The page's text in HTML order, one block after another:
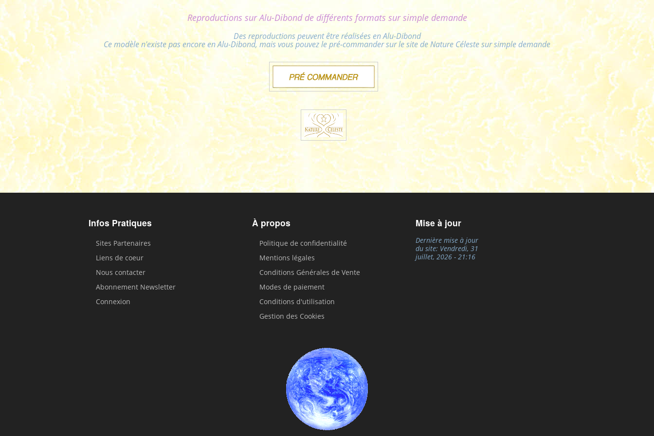
Reproductions sur Alu-Dibond de différents formats sur simple demande
Des reproductions peuvent être réalisées en Alu-Dibond
Ce modèle n'existe pas encore en Alu-Dibond, mais vous pouvez le pré-commander sur le site de Nature Céleste sur simple demande
Infos Pratiques
Sites Partenaires
Liens de coeur
Nous contacter
Abonnement Newsletter
Connexion
À propos
Politique de confidentialité
Mentions légales
Conditions Générales de Vente
Modes de paiement
Conditions d'utilisation
Gestion des Cookies
Mise à jour
Dernière mise à jour
du site: Vendredi, 31
juillet, 2026 - 21:16